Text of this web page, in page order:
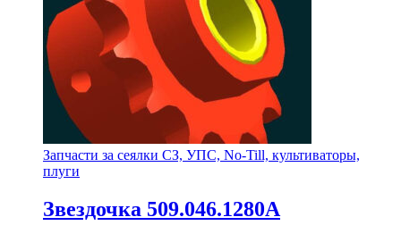
Запчасти за сеялки СЗ, УПС, No-Till, культиваторы,
плуги
Звездочка 509.046.1280А